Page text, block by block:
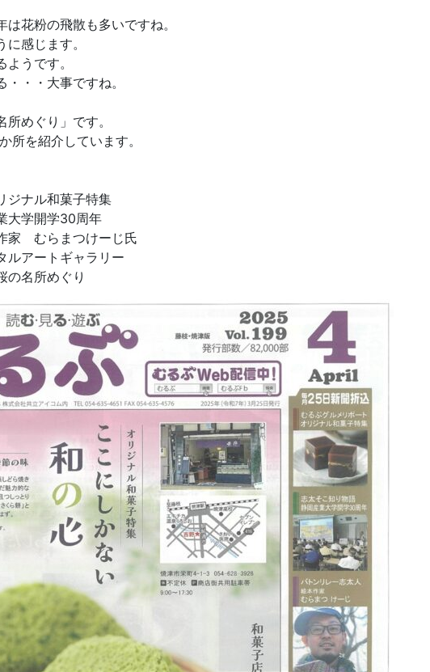
個人情報・特定個人情報保護方針
声明 SECURITY ACTIONの「二つ星」宣言
発送代行・全国流通
花粉の飛散も多いですね。
感じます。
うです。
・・大事ですね。
めぐり」です。
所を紹介しています。
ジナル和菓子特集
大学開学30周年
家 むらまつけーじ氏
ルアートギャラリー
の名所めぐり